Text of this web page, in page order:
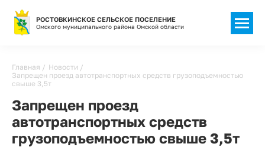
РОСТОВКИНСКОЕ СЕЛЬСКОЕ ПОСЕЛЕНИЕ
Омского муниципального района Омской области
Строка
навигации
Главная
Новости
Запрещен проезд автотранспортных средств грузоподъемностью
свыше 3,5т
Запрещен проезд
автотранспортных средств
грузоподъемностью свыше 3,5т